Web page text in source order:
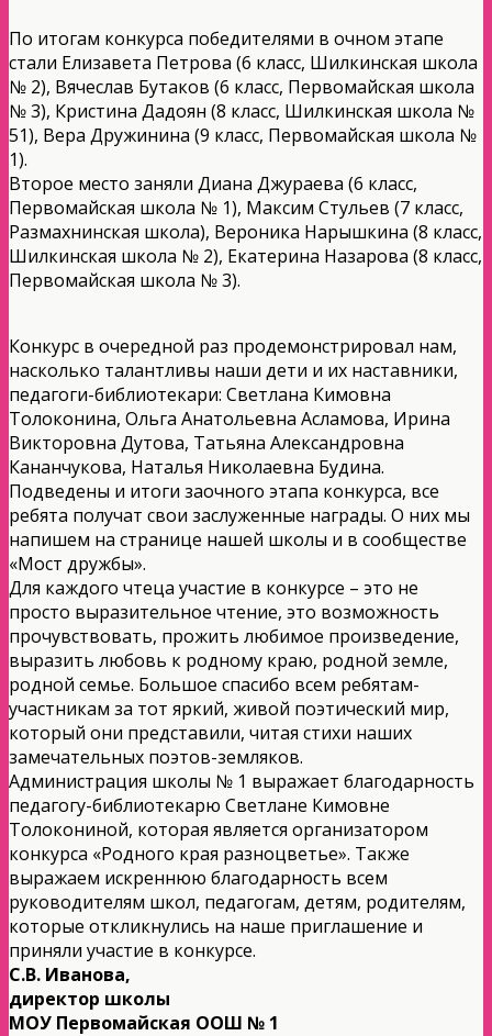
По итогам конкурса победителями в очном этапе
стали Елизавета Петрова (6 класс, Шилкинская школа
№ 2), Вячеслав Бутаков (6 класс, Первомайская школа
№ 3), Кристина Дадоян (8 класс, Шилкинская школа №
51), Вера Дружинина (9 класс, Первомайская школа №
1).
Второе место заняли Диана Джураева (6 класс,
Первомайская школа № 1), Максим Стульев (7 класс,
Размахнинская школа), Вероника Нарышкина (8 класс,
Шилкинская школа № 2), Екатерина Назарова (8 класс,
Первомайская школа № 3).
Конкурс в очередной раз продемонстрировал нам,
насколько талантливы наши дети и их наставники,
педагоги-библиотекари: Светлана Кимовна
Толоконина, Ольга Анатольевна Асламова, Ирина
Викторовна Дутова, Татьяна Александровна
Кананчукова, Наталья Николаевна Будина.
Подведены и итоги заочного этапа конкурса, все
ребята получат свои заслуженные награды. О них мы
напишем на странице нашей школы и в сообществе
«Мост дружбы».
Для каждого чтеца участие в конкурсе – это не
просто выразительное чтение, это возможность
прочувствовать, прожить любимое произведение,
выразить любовь к родному краю, родной земле,
родной семье. Большое спасибо всем ребятам-
участникам за тот яркий, живой поэтический мир,
который они представили, читая стихи наших
замечательных поэтов-земляков.
Администрация школы № 1 выражает благодарность
педагогу-библиотекарю Светлане Кимовне
Толокониной, которая является организатором
конкурса «Родного края разноцветье». Также
выражаем искреннюю благодарность всем
руководителям школ, педагогам, детям, родителям,
которые откликнулись на наше приглашение и
приняли участие в конкурсе.
С.В. Иванова,
директор школы
МОУ Первомайская ООШ № 1